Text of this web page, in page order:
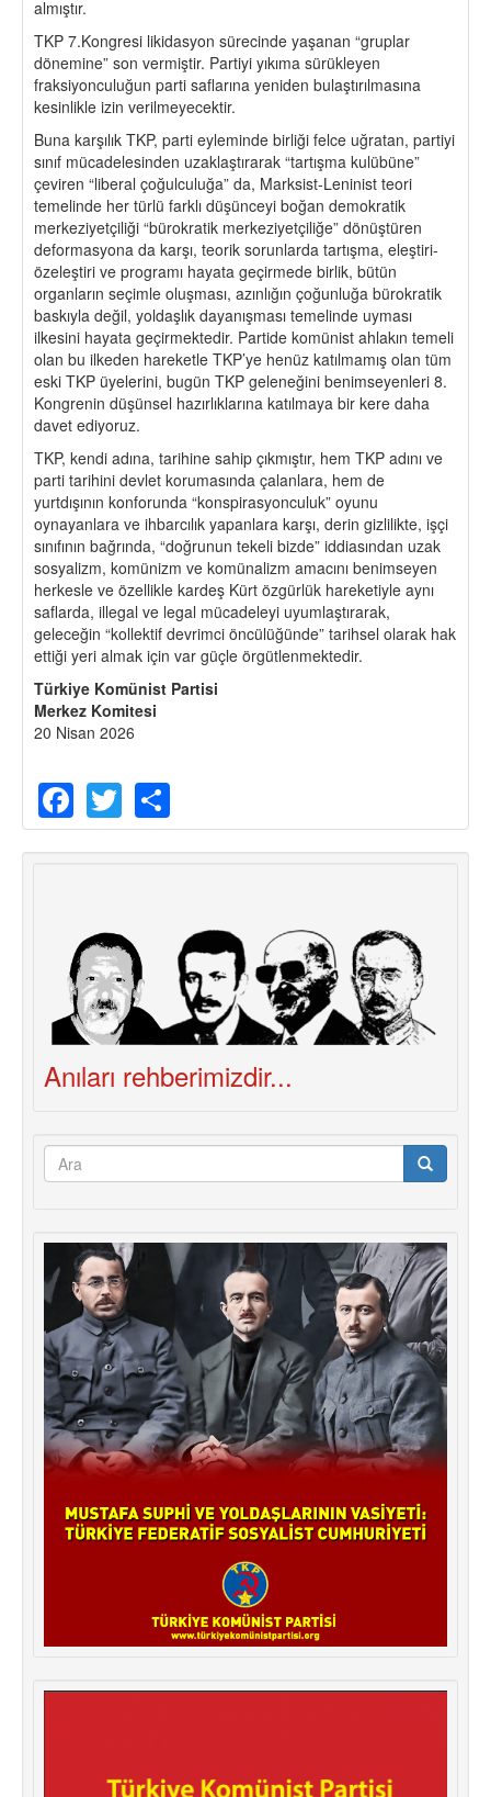
almıştır.
TKP 7.Kongresi likidasyon sürecinde yaşanan “gruplar
dönemine” son vermiştir. Partiyi yıkıma sürükleyen
fraksiyonculuğun parti saflarına yeniden bulaştırılmasına
kesinlikle izin verilmeyecektir.
Buna karşılık TKP, parti eyleminde birliği felce uğratan, partiyi
sınıf mücadelesinden uzaklaştırarak “tartışma kulübüne”
çeviren “liberal çoğulculuğa” da, Marksist-Leninist teori
temelinde her türlü farklı düşünceyi boğan demokratik
merkeziyetçiliği “bürokratik merkeziyetçiliğe” dönüştüren
deformasyona da karşı, teorik sorunlarda tartışma, eleştiri-
özeleştiri ve programı hayata geçirmede birlik, bütün
organların seçimle oluşması, azınlığın çoğunluğa bürokratik
baskıyla değil, yoldaşlık dayanışması temelinde uyması
ilkesini hayata geçirmektedir. Partide komünist ahlakın temeli
olan bu ilkeden hareketle TKP’ye henüz katılmamış olan tüm
eski TKP üyelerini, bugün TKP geleneğini benimseyenleri 8.
Kongrenin düşünsel hazırlıklarına katılmaya bir kere daha
davet ediyoruz.
TKP, kendi adına, tarihine sahip çıkmıştır, hem TKP adını ve
parti tarihini devlet korumasında çalanlara, hem de
yurtdışının konforunda “konspirasyonculuk” oyunu
oynayanlara ve ihbarcılık yapanlara karşı, derin gizlilikte, işçi
sınıfının bağrında, “doğrunun tekeli bizde” iddiasından uzak
sosyalizm, komünizm ve komünalizm amacını benimseyen
herkesle ve özellikle kardeş Kürt özgürlük hareketiyle aynı
saflarda, illegal ve legal mücadeleyi uyumlaştırarak,
geleceğin “kollektif devrimci öncülüğünde” tarihsel olarak hak
ettiği yeri almak için var güçle örgütlenmektedir.
Türkiye Komünist Partisi
Merkez Komitesi
20 Nisan 2026
Facebook
Twitter
Anıları rehberimizdir...
Arama